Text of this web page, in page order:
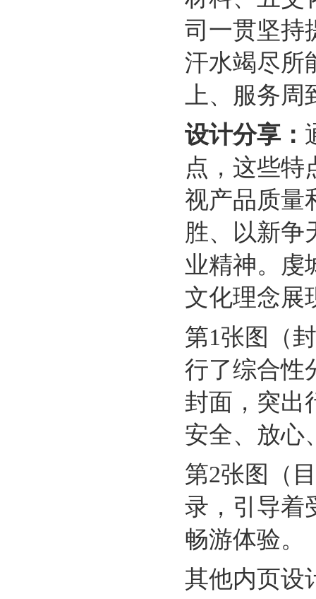
司一贯坚持
汗水竭尽所
上、服务
设计分享：
点，这些特
视产品质量
胜、以新争
业精神。虔
文化理念展
第1张图（
行了综合性
封面，突出
安全、放心
第2张图（
录，引导着
畅游体验。
其他内页设